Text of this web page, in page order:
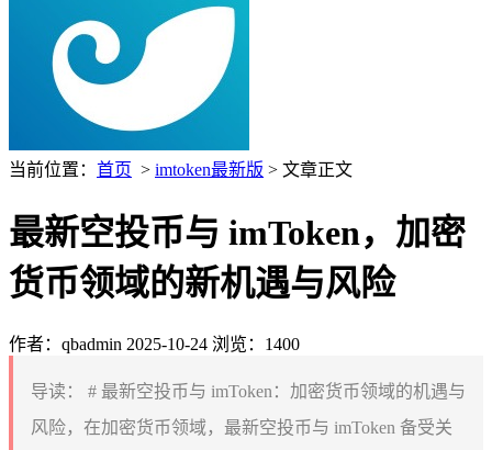
当前位置： 首页 > imtoken最新版 > 文章正文
最新空投币与 imToken，加密
货币领域的新机遇与风险
作者：qbadmin 2025-10-24 浏览：1400
导读：
# 最新空投币与 imToken：加密货币领域的机遇与
风险，在加密货币领域，最新空投币与 imToken 备受关